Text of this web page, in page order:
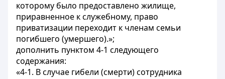
которому было предоставлено жилище,
приравненное к служебному, право
приватизации переходит к членам семьи
погибшего (умершего).»;
дополнить пунктом 4-1 следующего
содержания:
«4-1. В случае гибели (смерти) сотрудника